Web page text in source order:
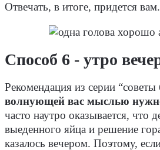
Отвечать, в итоге, придется вам.
Способ 6 - утро
Рекомендация из серии
волнующей вас мыслью
часто наутро оказывается, что
выеденного яйца и решение
казалось вечером. Поэтому,